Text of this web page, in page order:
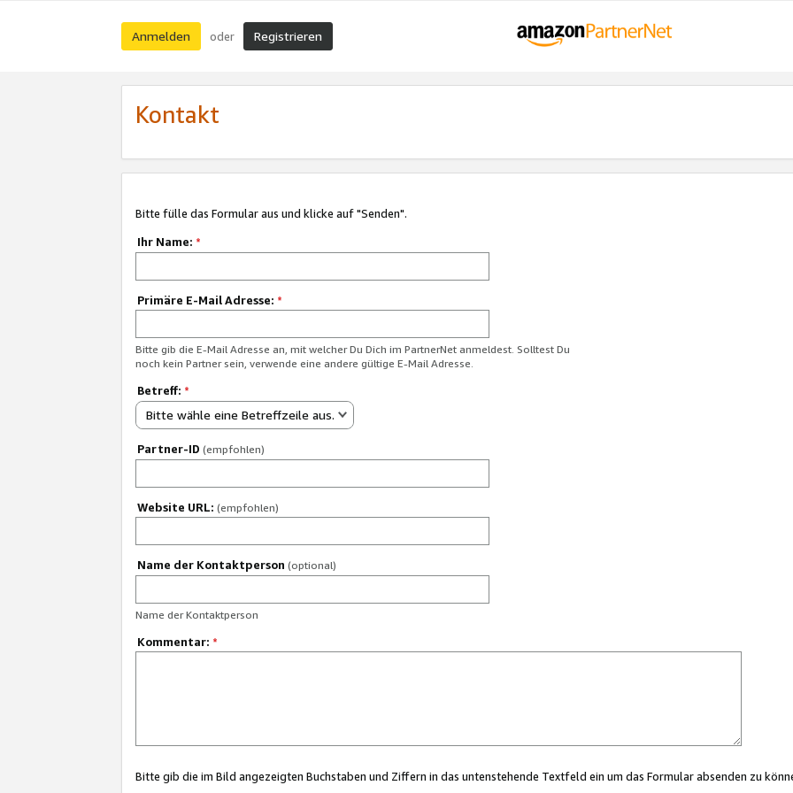
Anmelden oder Registrieren
Kontakt
Bitte fülle das Formular aus und klicke auf "Senden".
Ihr Name: *
Primäre E-Mail Adresse: *
Bitte gib die E-Mail Adresse an, mit welcher Du Dich im PartnerNet anmeldest. Solltest Du
noch kein Partner sein, verwende eine andere gültige E-Mail Adresse.
Betreff: *
Bitte wähle eine Betreffzeile aus.
Partner-ID (empfohlen)
Website URL: (empfohlen)
Name der Kontaktperson (optional)
Name der Kontaktperson
Kommentar: *
Bitte gib die im Bild angezeigten Buchstaben und Ziffern in das untenstehende Textfeld ein um das Formular absenden zu